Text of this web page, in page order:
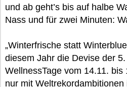
und ab geht’s bis auf halbe
Nass und für zwei Minuten:
„Winterfrische statt
diesem Jahr die Devise der
WellnessTage vom 14.11.
nur mit Weltrekordambitionen